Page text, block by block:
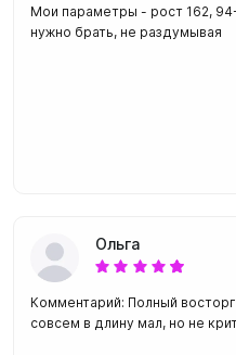
Мои параметры - рост 162,
нужно брать, не раздумывая
Ольга
Комментарий: Полный
совсем в длину мал, но не